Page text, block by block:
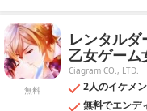
無料
レンタルダ
乙女ゲーム
Ciagram CO., LTD.
2人のイケメ
無料でエンデ